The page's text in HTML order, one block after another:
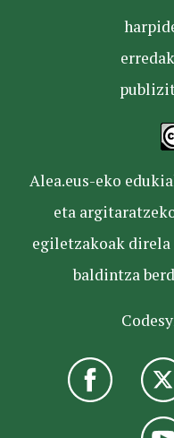
Alea.eus-eko
eta
egiletzakoak
baldintza